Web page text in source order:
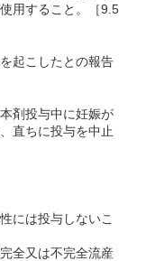
用すること。［9.5
起こしたとの報告
剤投与中に妊娠が
直ちに投与を中止
には投与しないこ
全又は不完全流産